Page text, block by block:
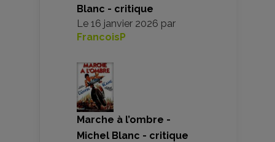
Blanc - critique
Le 16 janvier 2026 par
FrancoisP
Marche à l’ombre -
Michel Blanc - critique